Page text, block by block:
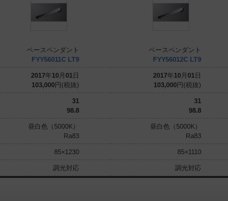
ベースペンダント
FYY56011C LT9
2017年10月 01 日
103,000円(税抜)
31
98.8
昼白色（5000K）
Ra83
85×1230
調光対応
ベースペンダント
FYY56012C LT9
2017年10月 01 日
103,000円(税抜)
31
98.8
昼白色（5000K）
Ra83
85×1110
調光対応